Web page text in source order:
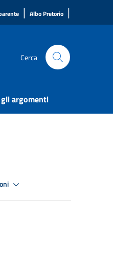
| Albo Pretorio |
Cerca
argomenti